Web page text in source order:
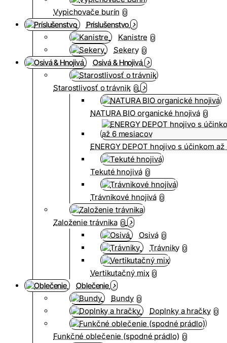
Vypichovače burín 0
Príslušenstvo
Kanistre 0
Sekery 0
Osivá & Hnojivá
Starostlivosť o trávnik 0
NATURA BIO organické hnojivá 0
ENERGY DEPOT hnojivo s účinkom
Tekuté hnojivá 0
Trávnikové hnojivá 0
Založenie trávnika 0
Osivá 0
Trávniky 0
Vertikutačný mix 0
Oblečenie
Bundy 0
Doplnky a hračky 0
Funkčné oblečenie (spodné prádlo) 0